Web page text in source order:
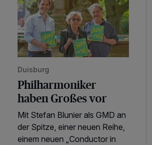
Duisburg
Philharmoniker
haben Großes vor
Mit Stefan Blunier als GMD an
der Spitze, einer neuen Reihe,
einem neuen „Conductor in